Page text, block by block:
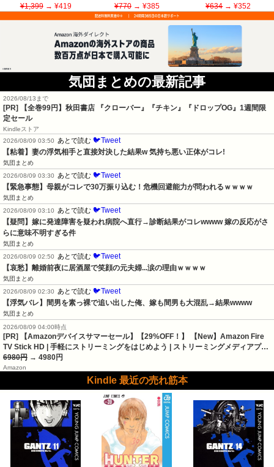
¥1,399→ ¥419 ¥770→ ¥385 ¥634→ ¥352
気団まとめの最新記事
2026/08/13まで
[PR]
【全巻99円】秋田書店 『クローバー』『チキン』『ドロップOG』1週間限
定セール
Kindleストア
2026/08/09 03:50
あとで読む 🐦Tweet
【粘着】妻の浮気相手と直接対決した結果w 気持ち悪い正体がコレ!
気団まとめ
2026/08/09 03:30
あとで読む 🐦Tweet
【緊急事態】母親がコレで30万振り込む！危機回避能力が問われるｗｗｗｗ
気団まとめ
2026/08/09 03:10
あとで読む 🐦Tweet
【疑問】嫁に発達障害を疑われ病院へ直行→診断結果がコレwwww 嫁の反応がさ
らに意味不明すぎる件
気団まとめ
2026/08/09 02:50
あとで読む 🐦Tweet
【哀愁】離婚前夜に居酒屋で笑顔の元夫婦...涙の理由ｗｗｗｗ
気団まとめ
2026/08/09 02:30
あとで読む 🐦Tweet
【浮気バレ】間男を素っ裸で追い出した俺、嫁も間男も大混乱→結果wwww
気団まとめ
2026/08/09 04:00時点
[PR] 【Amazonデバイスサマーセール】【29%OFF！】 【New】Amazon Fire
TV Stick HD | 手軽にストリーミングをはじめよう | ストリーミングメディアプ…
6980円 → 4980円
Amazon
Kindle 最近の売れ筋本